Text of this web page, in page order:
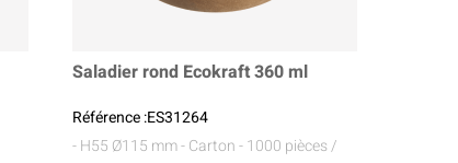
Saladier rond Ecokraft 360 ml
Référence :ES31264
- H55 Ø115 mm- Carton- 1000 pièces /